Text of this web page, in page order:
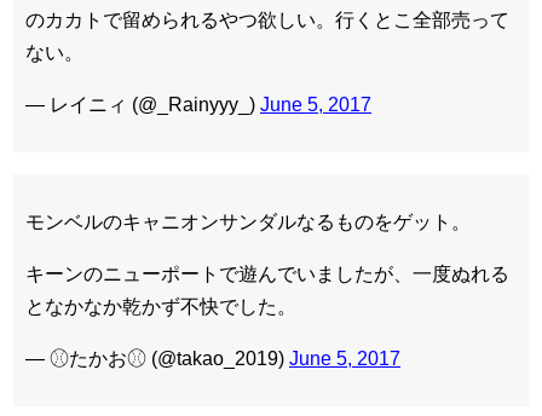
のカカトで留められるやつ欲しい。行くとこ全部売って
ない。
— レイニィ (@_Rainyyy_) June 5, 2017
モンベルのキャニオンサンダルなるものをゲット。
キーンのニューポートで遊んでいましたが、一度ぬれる
となかなか乾かず不快でした。
— ⚾︎たかお⚾︎ (@takao_2019) June 5, 2017